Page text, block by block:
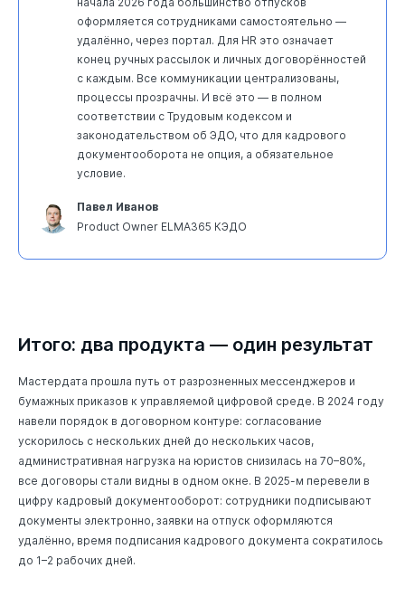
оформляется сотрудниками самостоятельно —
удалённо, через портал. Для HR это означает
конец ручных рассылок и личных договорённостей
с каждым. Все коммуникации централизованы,
процессы прозрачны. И всё это — в полном
соответствии с Трудовым кодексом и
законодательством об ЭДО, что для кадрового
документооборота не опция, а обязательное
условие.
Павел Иванов
Product Owner ELMA365 КЭДО
Итого: два продукта — один результат
Мастердата прошла путь от разрозненных мессенджеров и
бумажных приказов к управляемой цифровой среде. В 2024 году
навели порядок в договорном контуре: согласование
ускорилось с нескольких дней до нескольких часов,
административная нагрузка на юристов снизилась на 70–80%,
все договоры стали видны в одном окне. В 2025-м перевели в
цифру кадровый документооборот: сотрудники подписывают
документы электронно, заявки на отпуск оформляются
удалённо, время подписания кадрового документа сократилось
до 1–2 рабочих дней.